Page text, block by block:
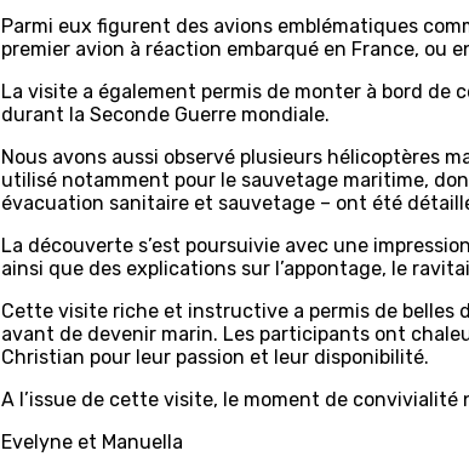
Parmi eux figurent des avions emblématiques
premier avion à réaction embarqué en France, ou
La visite a également permis de monter à bord
durant la Seconde Guerre mondiale.
Nous avons aussi observé plusieurs hélicoptères
utilisé notamment pour le sauvetage maritime,
évacuation sanitaire et sauvetage – ont été
La découverte s’est poursuivie avec une
ainsi que des explications sur l’appontage, le
Cette visite riche et instructive a permis de belles
avant de devenir marin. Les participants ont
Christian pour leur passion et leur disponibilité.
A l’issue de cette visite, le moment de convivialité
Evelyne et Manuella